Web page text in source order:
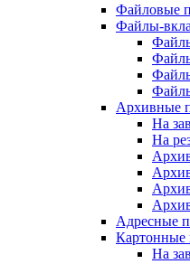
Файловые
Файлы-
Архивные
На
На
Адресные
Картонные
На